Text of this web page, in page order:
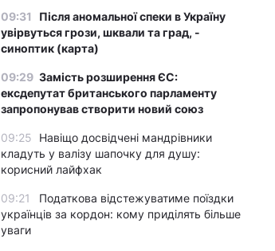
09:31
Після аномальної спеки в Україну
увірвуться грози, шквали та град, -
синоптик (карта)
09:29 Замість розширення ЄС:
ексдепутат британського парламенту
запропонував створити новий союз
09:25
Навіщо досвідчені мандрівники
кладуть у валізу шапочку для душу:
корисний лайфхак
09:21
Податкова відстежуватиме поїздки
українців за кордон: кому приділять більше
уваги